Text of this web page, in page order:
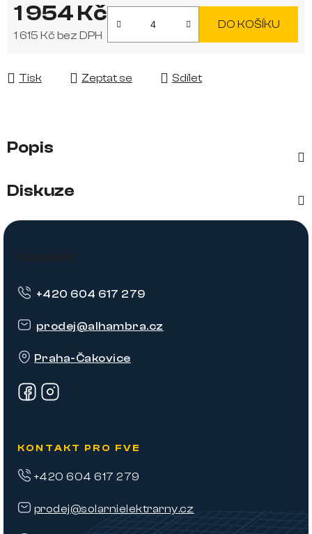
1 954 Kč
1 615 Kč bez DPH
DO KOŠÍKU
Tisk Zeptat se Sdílet
Popis
Diskuze
Z
Kontakt
prodej@alhambra.cz
Praha-Čakovice
+420 604 617 279
KONTAKT PRO FVE
prodej@solarnielektrarny.cz
+420 604 617 279